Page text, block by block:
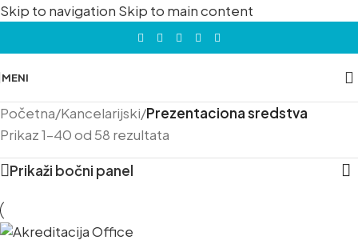
Skip to navigation Skip to main content
MENI
Početna/Kancelarijski/Prezentaciona sredstva
Prikaz 1–40 od 58 rezultata
Prikaži bočni panel